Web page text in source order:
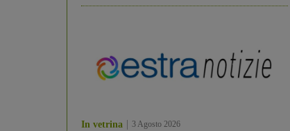
In vetrina 3 Agosto 2026